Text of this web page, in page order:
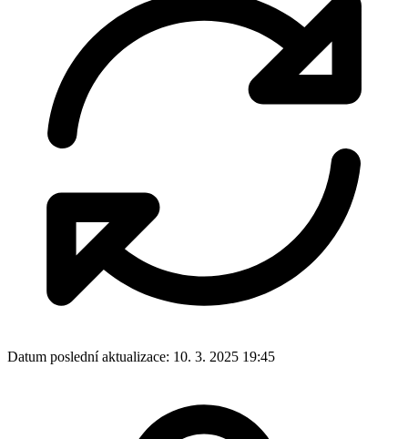
Datum poslední aktualizace: 10. 3. 2025 19:45